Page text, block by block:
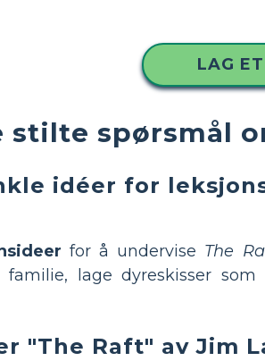
LAG
stilte spørsmål
idéer for
for å undervise The
lage dyreskisser
"The Raft" av Jim